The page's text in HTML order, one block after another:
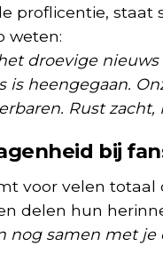
proflicentie, staat
weten:
droevige
is heengegaan.
Rust zacht,
bij
voor velen totaal
delen hun
nog samen met